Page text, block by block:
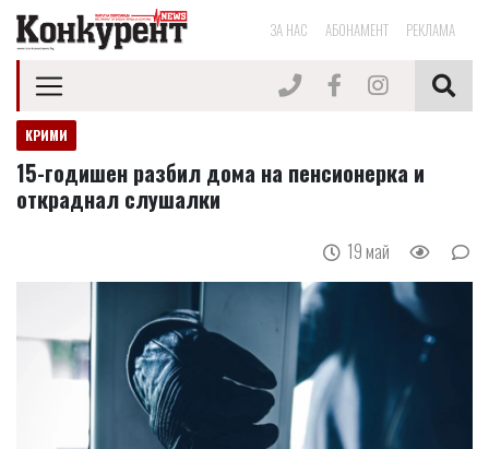
ЗА НАС АБОНАМЕНТ РЕКЛАМА
КРИМИ
15-годишен разбил дома на пенсионерка и
откраднал слушалки
19 май